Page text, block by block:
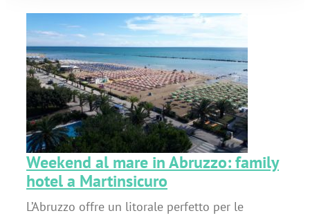
Weekend al mare in Abruzzo: family
hotel a Martinsicuro
L’Abruzzo offre un litorale perfetto per le